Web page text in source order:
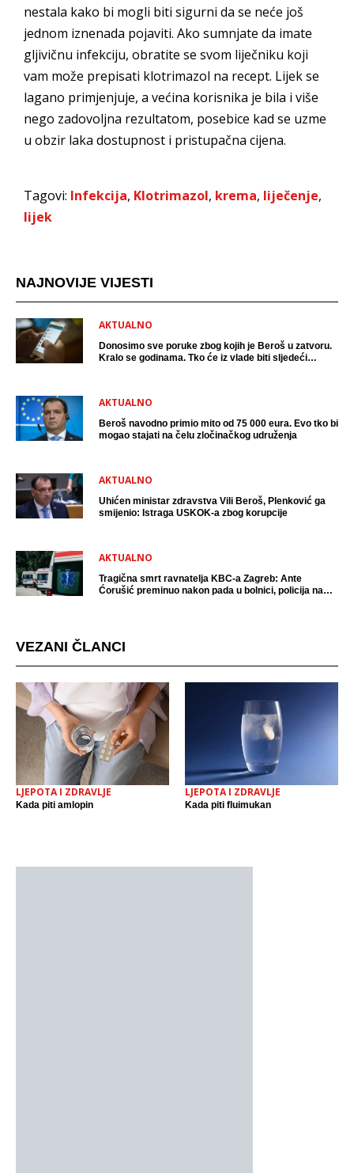
nestala kako bi mogli biti sigurni da se neće još
jednom iznenada pojaviti. Ako sumnjate da imate
gljivičnu infekciju, obratite se svom liječniku koji
vam može prepisati klotrimazol na recept. Lijek se
lagano primjenjuje, a većina korisnika je bila i više
nego zadovoljna rezultatom, posebice kad se uzme
u obzir laka dostupnost i pristupačna cijena.
Tagovi: Infekcija, Klotrimazol, krema, liječenje,
lijek
NAJNOVIJE VIJESTI
AKTUALNO
Donosimo sve poruke zbog kojih je Beroš u zatvoru.
Kralo se godinama. Tko će iz vlade biti sljedeći
AKTUALNO
Beroš navodno primio mito od 75 000 eura. Evo tko bi
mogao stajati na čelu zločinačkog udruženja
AKTUALNO
Uhićen ministar zdravstva Vili Beroš, Plenković ga
smijenio: Istraga USKOK-a zbog korupcije
AKTUALNO
Tragična smrt ravnatelja KBC-a Zagreb: Ante
Ćorušić preminuo nakon pada u bolnici, policija na
VEZANI ČLANCI
LJEPOTA I ZDRAVLJE
Kada piti amlopin
LJEPOTA I ZDRAVLJE
Kada piti fluimukan